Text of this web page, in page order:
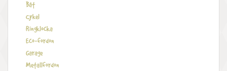
Båt
Cykel
Ringklocka
Eco-fordon
Garage
Metallfordon